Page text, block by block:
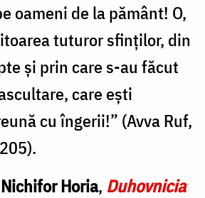
oameni de la pământ! O,
tuturor sfinților, din
și prin care s-au făcut
care ești
cu îngerii!” (Avva Ruf,
Horia, Duhovnicia